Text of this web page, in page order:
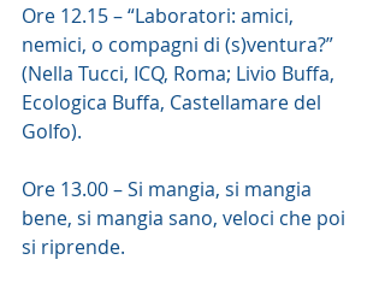
Ore 12.15 – “Laboratori: amici,
nemici, o compagni di (s)ventura?”
(Nella Tucci, ICQ, Roma; Livio Buffa,
Ecologica Buffa, Castellamare del
Golfo).
Ore 13.00 – Si mangia, si mangia
bene, si mangia sano, veloci che poi
si riprende.